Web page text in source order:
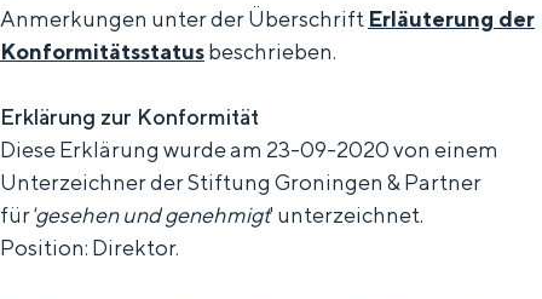
Top 10 Sehenswürdigkeiten
In Groningen liegt alles bemerkenswert nah
beieinander. Die Lebendigkeit der Stadt, die
Stille eines Innenhofs, die Weite der
umliegenden Landschaft und die Spuren
einer alten Vergangenheit.
Anmerkungen unter der Überschrift Erläuterung der
Konformitätsstatusbeschrieben.
Erklärung zur Konformität
Diese Erklärung wurde am 23-09-2020 von einem
Unterzeichner der Stiftung Groningen & Partner
für'gesehen und genehmigt' unterzeichnet.
Position: Direktor.